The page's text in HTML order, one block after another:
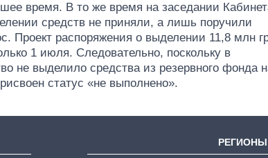
время. В то же время на заседании
средств не приняли, а лишь поручили
Проект распоряжения о выделении 11,8 млн
1 июля. Следовательно, поскольку в
не выделило средства из резервного фонда
статус «не выполнено».
РЕГИОНЫ